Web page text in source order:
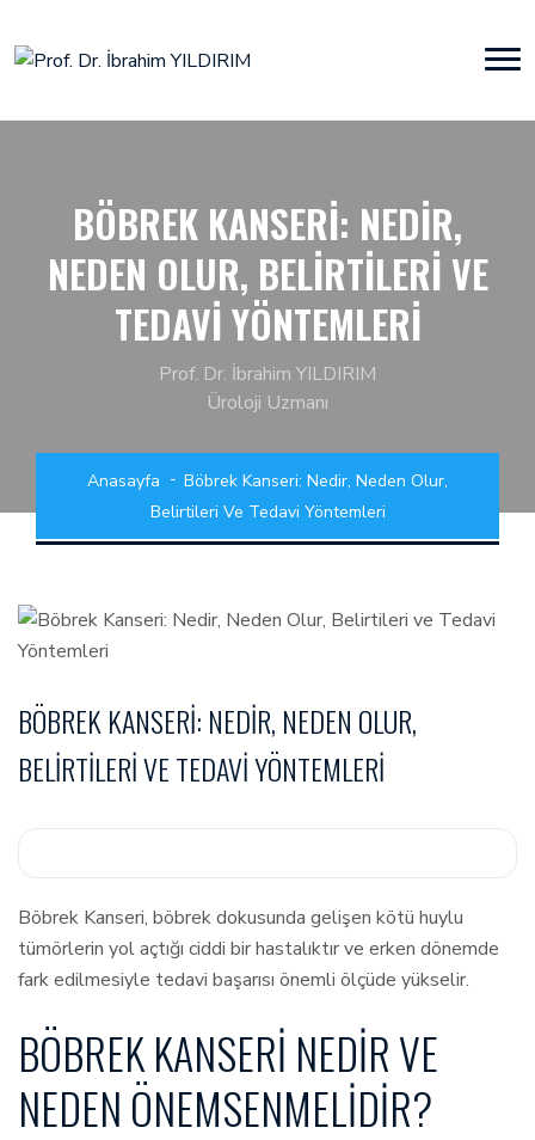
BÖBREK KANSERI: NEDIR,
NEDEN OLUR, BELIRTILERI VE
TEDAVI YÖNTEMLERI
Prof. Dr. İbrahim YILDIRIM
Üroloji Uzmanı
Anasayfa
Böbrek Kanseri: Nedir, Neden Olur,
Belirtileri Ve Tedavi Yöntemleri
BÖBREK KANSERI: NEDIR, NEDEN OLUR,
BELIRTILERI VE TEDAVI YÖNTEMLERI
Böbrek Kanseri, böbrek dokusunda gelişen kötü huylu
tümörlerin yol açtığı ciddi bir hastalıktır ve erken dönemde
fark edilmesiyle tedavi başarısı önemli ölçüde yükselir.
BÖBREK KANSERI NEDIR VE
NEDEN ÖNEMSENMELIDIR?